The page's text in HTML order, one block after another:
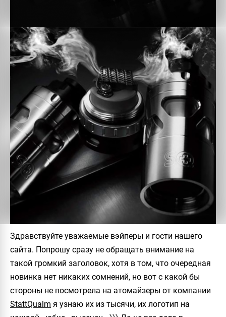
Здравствуйте уважаемые вэйперы и гости нашего
сайта. Попрошу сразу не обращать внимание на
такой громкий заголовок, хотя в том, что очередная
новинка нет никаких сомнений, но вот с какой бы
стороны не посмотрела на атомайзеры от компании
StattQualm я узнаю их из тысячи, их логотип на